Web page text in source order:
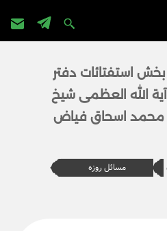
بخش استفتائات دفتر
آیة الله العظمی شیخ
محمد اسحاق فیاض
مسائل روزه